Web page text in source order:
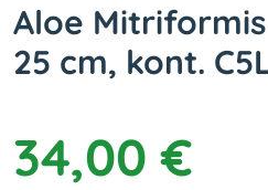
Aloe
25 cm, kont.
34,00 €